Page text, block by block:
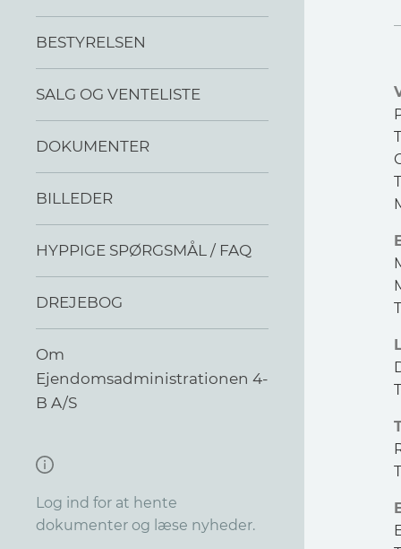
BESTYRELSEN
SALG OG VENTELISTE
DOKUMENTER
BILLEDER
HYPPIGE SPØRGSMÅL / FAQ
DREJEBOG
Om
Ejendomsadministrationen 4-
B A/S
Log ind for at hente
dokumenter og læse nyheder.